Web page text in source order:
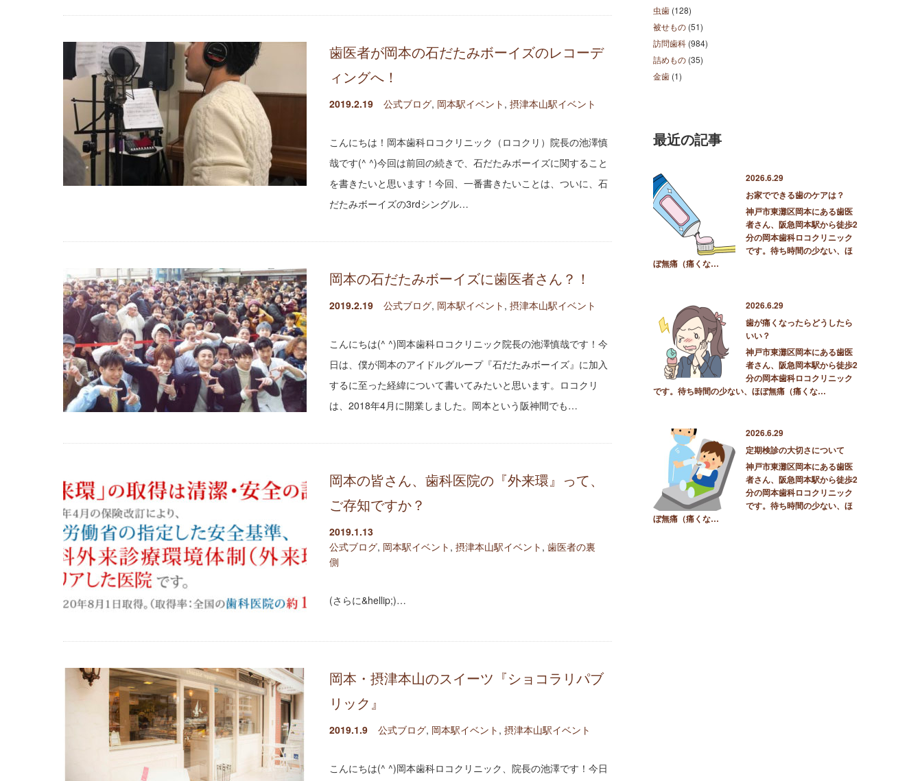
歯医者が岡本の石だたみボーイズのレコーデ
ィングへ！
2019.2.19 公式ブログ, 岡本駅イベント , 摂津本山駅イベント
こんにちは！岡本歯科ロコクリニック（ロコクリ）院長の池澤慎
哉です(^ ^)今回は前回の続きで、石だたみボーイズに関すること
を書きたいと思います！今回、一番書きたいことは、ついに、石
だたみボーイズの3rdシングル…
岡本の石だたみボーイズに歯医者さん？！
2019.2.19 公式ブログ, 岡本駅イベント , 摂津本山駅イベント
こんにちは(^ ^)岡本歯科ロコクリニック院長の池澤慎哉です！今
日は、僕が岡本のアイドルグループ『石だたみボーイズ』に加入
するに至った経緯について書いてみたいと思います。ロコクリ
は、2018年4月に開業しました。岡本という阪神間でも…
岡本の皆さん、歯科医院の『外来環』って、
ご存知ですか？
2019.1.13
公式ブログ, 岡本駅イベント , 摂津本山駅イベント , 歯医者の裏
側
(さらに&hellip;)…
岡本・摂津本山のスイーツ『ショコラリパブ
リック』
2019.1.9 公式ブログ, 岡本駅イベント , 摂津本山駅イベント
こんにちは(^ ^)岡本歯科ロコクリニック、院長の池澤です！今日
虫歯 (128)
被せもの (51)
訪問歯科 (984)
詰めもの (35)
金歯 (1)
最近の記事
2026.6.29
お家でできる歯のケアは？
神戸市東灘区岡本にある歯医
者さん、阪急岡本駅から徒歩2
分の岡本歯科ロコクリニック
です。待ち時間の少ない、ほ
ぼ無痛（痛くな…
2026.6.29
歯が痛くなったらどうしたら
いい？
神戸市東灘区岡本にある歯医
者さん、阪急岡本駅から徒歩2
分の岡本歯科ロコクリニック
です。待ち時間の少ない、ほぼ無痛（痛くな…
2026.6.29
定期検診の大切さについて
神戸市東灘区岡本にある歯医
者さん、阪急岡本駅から徒歩2
分の岡本歯科ロコクリニック
です。待ち時間の少ない、ほ
ぼ無痛（痛くな…